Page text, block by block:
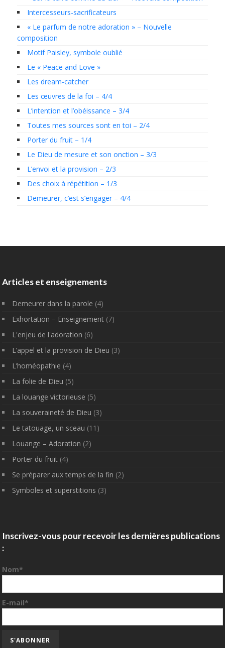
Intercesseurs-sacrificateurs
« Le parfum de notre adoration » – Nouvelle
composition
Motif Paisley, symbole oublié
Le « Peace and Love »
Les dream-catcher
Les œuvres de la foi – 4/4
L’intention et l’obéissance – 3/4
Toutes mes sources sont en toi – 2/4
Porter du fruit – 1/4
Le Dieu de mesure et son onction – 3/3
L’envoi et la provision – 2/3
Des choix à répétition – 1/3
Demeurer, c’est s’engager – 4/4
Articles et enseignements
Demeurer dans la parole (4)
Exhortation – Enseignement(7)
L'enjeu de l'adoration (6)
L’appel et la provision de Dieu (3)
L’homéopathie (4)
La folie de Dieu (5)
La louange victorieuse (5)
La souveraineté de Dieu (3)
Le tatouage, un sceau (11)
Louange – Adoration (2)
Porter du fruit(4)
Se préparer aux temps de la fin (2)
Symboles et superstitions (3)
Inscrivez-vous pour recevoir les dernières publications
:
Nom*
E-mail*